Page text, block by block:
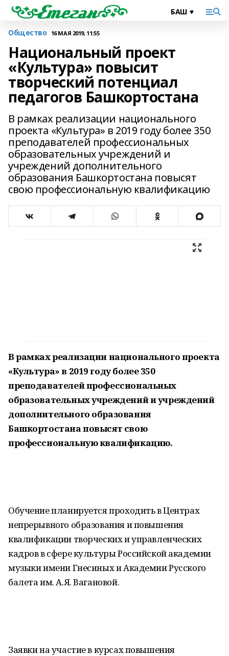
Общество 16 МАЯ 2019, 11:55
Национальный проект
«Культура» повысит
творческий потенциал
педагогов Башкортостана
В рамках реализации национального
проекта «Культура» в 2019 году более 350
преподавателей профессиональных
образовательных учреждений и
учреждений дополнительного
образования Башкортостана повысят
свою профессиональную квалификацию
В рамках реализации национального проекта
«Культура» в 2019 году более 350
преподавателей профессиональных
образовательных учреждений и учреждений
дополнительного образования
Башкортостана повысят свою
профессиональную квалификацию.
Обучение планируется проходить в Центрах
непрерывного образования и повышения
квалификации творческих и управленческих
кадров в сфере культуры Российской академии
музыки имени Гнесиных и Академии Русского
балета им. А.Я. Вагановой.
Заявки на участие в курсах повышения